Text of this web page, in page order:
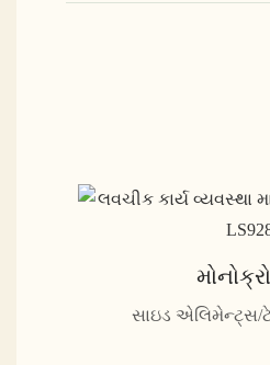
સાઇડ એલિમેન્ટ્સ/